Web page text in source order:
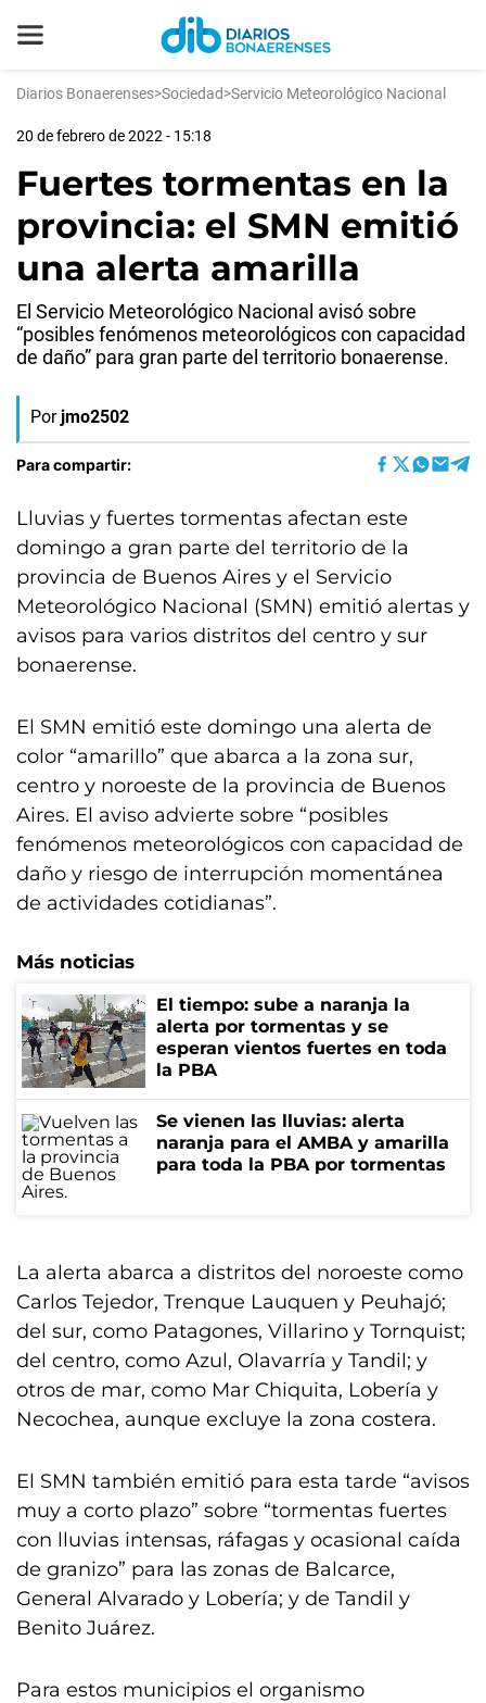
Diarios Bonaerenses>Sociedad>Servicio Meteorológico Nacional
20 de febrero de 2022 - 15:18
Fuertes tormentas en la
provincia: el SMN emitió
una alerta amarilla
El Servicio Meteorológico Nacional avisó sobre
“posibles fenómenos meteorológicos con capacidad
de daño” para gran parte del territorio bonaerense.
Por jmo2502
Para compartir:
Lluvias y fuertes tormentas afectan este
domingo a gran parte del territorio de la
provincia de Buenos Aires y el Servicio
Meteorológico Nacional (SMN) emitió alertas y
avisos para varios distritos del centro y sur
bonaerense.
El SMN emitió este domingo una alerta de
color “amarillo” que abarca a la zona sur,
centro y noroeste de la provincia de Buenos
Aires. El aviso advierte sobre “posibles
fenómenos meteorológicos con capacidad de
daño y riesgo de interrupción momentánea
de actividades cotidianas”.
Más noticias
El tiempo: sube a naranja la
alerta por tormentas y se
esperan vientos fuertes en toda
la PBA
Se vienen las lluvias: alerta
naranja para el AMBA y amarilla
para toda la PBA por tormentas
La alerta abarca a distritos del noroeste como
Carlos Tejedor, Trenque Lauquen y Peuhajó;
del sur, como Patagones, Villarino y Tornquist;
del centro, como Azul, Olavarría y Tandil; y
otros de mar, como Mar Chiquita, Lobería y
Necochea, aunque excluye la zona costera.
El SMN también emitió para esta tarde “avisos
muy a corto plazo” sobre “tormentas fuertes
con lluvias intensas, ráfagas y ocasional caída
de granizo” para las zonas de Balcarce,
General Alvarado y Lobería; y de Tandil y
Benito Juárez.
Para estos municipios el organismo